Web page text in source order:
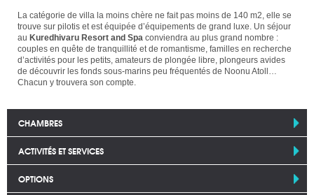
La catégorie de villa la moins chère ne fait pas moins de 140 m2, elle se
trouve sur pilotis et est équipée d’équipements de grand luxe. Un séjour
au Kuredhivaru Resort and Spa conviendra au plus grand nombre :
couples en quête de tranquillité et de romantisme, familles en recherche
d’activités pour les petits, amateurs de plongée libre, plongeurs avides
de découvrir les fonds sous-marins peu fréquentés de Noonu Atoll…
Chacun y trouvera son compte.
CHAMBRES
ACTIVITÉS ET SERVICES
OPTIONS